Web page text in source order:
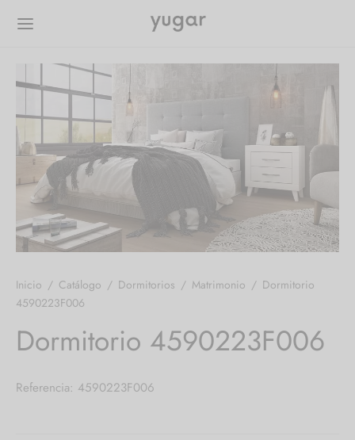
Inicio / Catálogo / Dormitorios / Matrimonio / Dormitorio
4590223F006
Dormitorio 4590223F006
Referencia: 4590223F006